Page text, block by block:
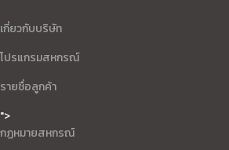
เกี่ยวกับบริษัท
โปรแกรมสหกรณ์
รายชื่อลูกค้า
">
กฏหมายสหกรณ์